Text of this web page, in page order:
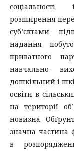
розширення
суб’єктами
надання
приватного
навчально-
дошкільний і
освіти в
на території
новизна.
значна частина
в